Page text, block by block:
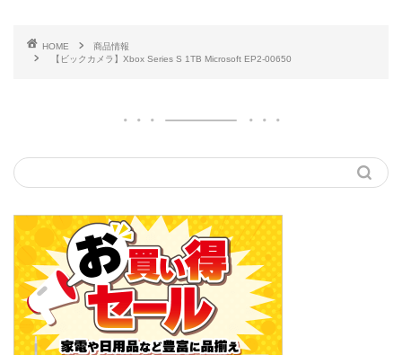
HOME
商品情報
【ビックカメラ】Xbox Series S 1TB Microsoft EP2-00650